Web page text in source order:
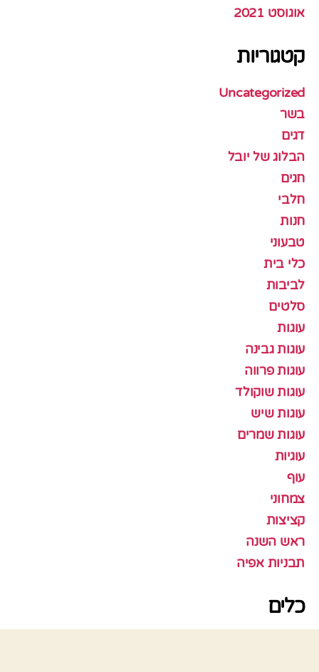
אוגוסט 2021
קטגוריות
Uncategorized
בשר
דגים
הבלוג של יובל
חגים
חלבי
חנות
טבעוני
כלי בית
לביבות
סלטים
עוגות
עוגות גבינה
עוגות פרווה
עוגות שוקולד
עוגות שיש
עוגות שמרים
עוגיות
עוף
צמחוני
קציצות
ראש השנה
תבניות אפיה
כלים